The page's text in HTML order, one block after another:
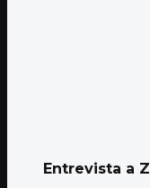
Entrevista a